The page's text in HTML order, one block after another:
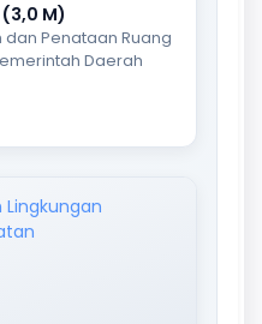
M)
Penataan Ruang
Daerah